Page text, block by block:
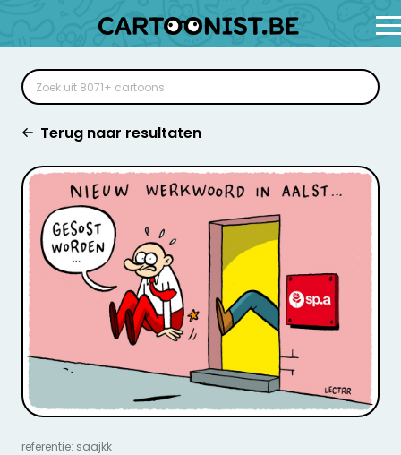
Terug naar resultaten
referentie: saajkk